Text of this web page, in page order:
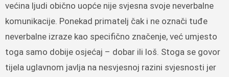
većina ljudi obično uopće nije svjesna svoje neverbalne
komunikacije. Ponekad primatelj čak i ne označi tuđe
neverbalne izraze kao specifično značenje, već umjesto
toga samo dobije osjećaj – dobar ili loš. Stoga se govor
tijela uglavnom javlja na nesvjesnoj razini svjesnosti jer